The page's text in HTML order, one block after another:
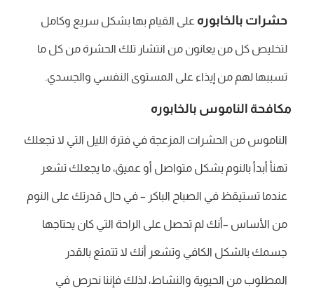
حشرات بالخابوره على القيام بها بشكل سريع وكامل
لتخليص كل من يعانون من انتشار تلك الحشرة من كل ما
تسببها لهم من إيذاء على المستوى النفسي والجسدي.
مكافحة الناموس بالخابوره
الناموس من الحشرات المزعجة في فترة الليل التي لا تجعلك
تهنأ أبدأ بالنوم بشكل متواصل أو عميق، ما يجعلك تشعر
عندما تستيقظ في الصباح الباكر – في حال قدرتك على النوم
من الأساس –أنك لم تحصل على الراحة التي كان يحتاجها
جسمك بالشكل الكافي وتشعر أنك لا تتمتع بالقدر
المطلوب من الحيوية والنشاط، لذلك فإننا نحرص في